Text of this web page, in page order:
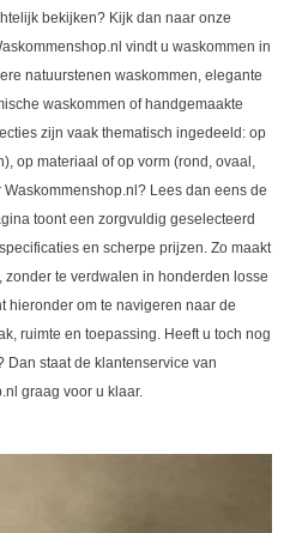
bekijken? Kijk dan naar onze
vindt u waskommen in
natuurstenen waskommen, elegante
waskommen of handgemaakte
zijn vaak thematisch ingedeeld: op
op materiaal of op vorm (rond, ovaal,
Lees dan eens de
toont een zorgvuldig geselecteerd
en scherpe prijzen. Zo maakt
te verdwalen in honderden losse
hieronder om te navigeren naar de
ruimte en toepassing. Heeft u toch nog
Dan staat de klantenservice van
graag voor u klaar.